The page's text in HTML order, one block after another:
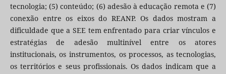
tecnologia; (5) conteúdo; (6) adesão à educação remota e (7)
conexão entre os eixos do REANP. Os dados mostram a
dificuldade que a SEE tem enfrentado para criar vínculos e
estratégias de adesão multinível entre os atores
institucionais, os instrumentos, os processos, as tecnologias,
os territórios e seus profissionais. Os dados indicam que a